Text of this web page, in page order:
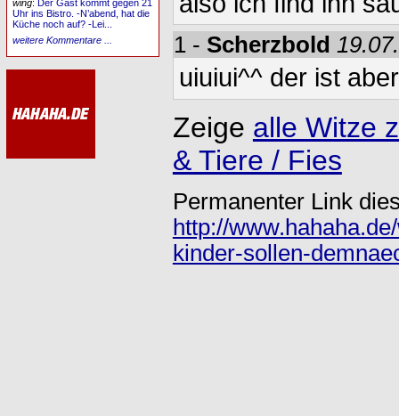
1 - Scherzbold
uiuiui^^ der ist
Zeige alle Witze
& Tiere / Fies
Permanenter Link
http://
kinder-sollen-
wing:Der Gast kommt gegen 21
Uhr ins Bistro. -N’abend, hat die
Küche noch auf? -Lei...
weitere Kommentare ...